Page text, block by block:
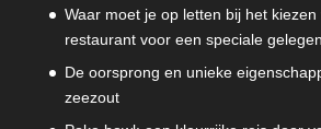
Waar moet je op letten bij het kiezen
restaurant voor een speciale
De oorsprong en unieke
zeezout